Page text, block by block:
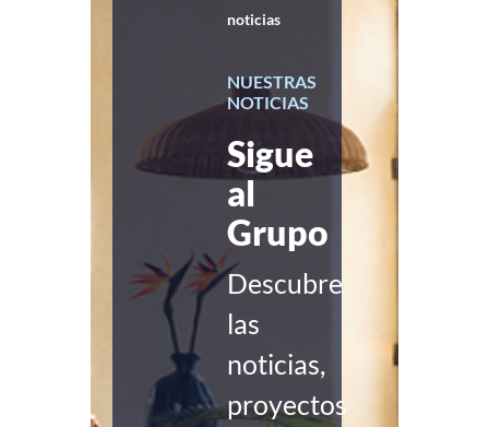
noticias
NUESTRAS
NOTICIAS
Sigue
al
Grupo
Descubre
las
noticias,
proyectos